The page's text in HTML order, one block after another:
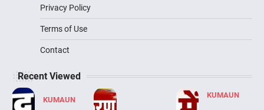
Privacy Policy
Terms of Use
Contact
Recent Viewed
KUMAUN
KUMAUN